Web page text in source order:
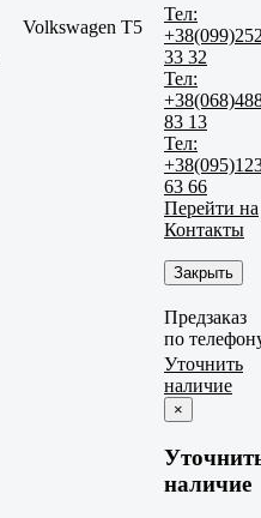
Volkswagen T5
Тел:
33 32
Тел:
83 13
Тел:
63 66
Перейти на
Контакты
Закрыть
Предзаказ
по
Уточнить
наличие
×
наличие